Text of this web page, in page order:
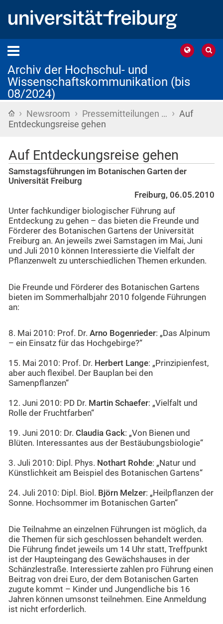
Archiv der Hochschul- und
Wissenschaftskommunikation (bis
08/2024)
Startseite
› Newsroom › Pressemitteilungen … › Auf
Entdeckungsreise gehen
Auf Entdeckungsreise gehen
Samstagsführungen im Botanischen Garten der
Universität Freiburg
Freiburg, 06.05.2010
Unter fachkundiger biologischer Führung auf
Entdeckung zu gehen – das bieten die Freunde und
Förderer des Botanischen Gartens der Universität
Freiburg an. An jeweils zwei Samstagen im Mai, Juni
und Juli 2010 können Interessierte die Vielfalt der
Pflanzenwelt zu unterschiedlichen Themen erkunden.
Die Freunde und Förderer des Botanischen Gartens
bieten im Sommerhalbjahr 2010 folgende Führungen
an:
8. Mai 2010: Prof. Dr. Arno Bogenrieder: „Das Alpinum
– ein Einsatz für das Hochgebirge?“
15. Mai 2010: Prof. Dr. Herbert Lange: „Prinzipienfest,
aber auch flexibel. Der Bauplan bei den
Samenpflanzen“
12. Juni 2010: PD Dr. Martin Schaefer: „Vielfalt und
Rolle der Fruchtfarben“
19. Juni 2010: Dr. Claudia Gack: „Von Bienen und
Blüten. Interessantes aus der Bestäubungsbiologie“
3. Juli 2010: Dipl. Phys. Nothart Rohde: „Natur und
Künstlichkeit am Beispiel des Botanischen Gartens“
24. Juli 2010: Dipl. Biol. Björn Melzer: „Heilpflanzen der
Sonne. Hochsommer im Botanischen Garten“
Die Teilnahme an einzelnen Führungen ist möglich, da
die Themen für sich geschlossen behandelt werden.
Die Führung findet jeweils um 14 Uhr statt, Treffpunkt
ist der Haupteingang des Gewächshauses in der
Schänzlestraße. Interessierte zahlen pro Führung einen
Beitrag von drei Euro, der dem Botanischen Garten
zugute kommt – Kinder und Jungendliche bis 16
Jahren können umsonst teilnehmen. Eine Anmeldung
ist nicht erforderlich.